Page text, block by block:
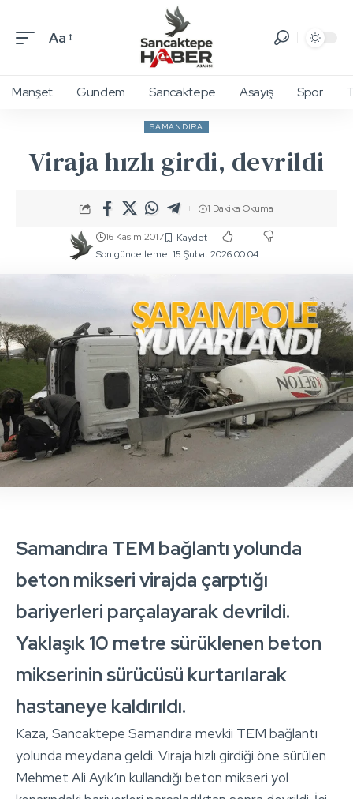
Aa
Manşet Gündem Sancaktepe Asayiş Spor
SAMANDIRA
Viraja hızlı girdi, devrildi
Son güncelleme: 15 Şubat 2026 00:04
16 Kasım 2017
1 Dakika Okuma
Samandıra TEM bağlantı yolunda
beton mikseri virajda çarptığı
bariyerleri parçalayarak devrildi.
Yaklaşık 10 metre sürüklenen beton
mikserinin sürücüsü kurtarılarak
hastaneye kaldırıldı.
Kaza, Sancaktepe Samandıra mevkii TEM bağlantı
yolunda meydana geldi. Viraja hızlı girdiği öne sürülen
Mehmet Ali Ayık’ın kullandığı beton mikseri yol